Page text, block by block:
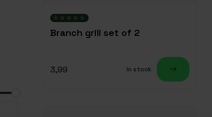
Branch grill set of 2
3,99 In stock